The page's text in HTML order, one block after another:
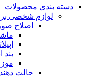
دسته بندی محصولات
لوازم شخصی
اصلاح
بند
حالت